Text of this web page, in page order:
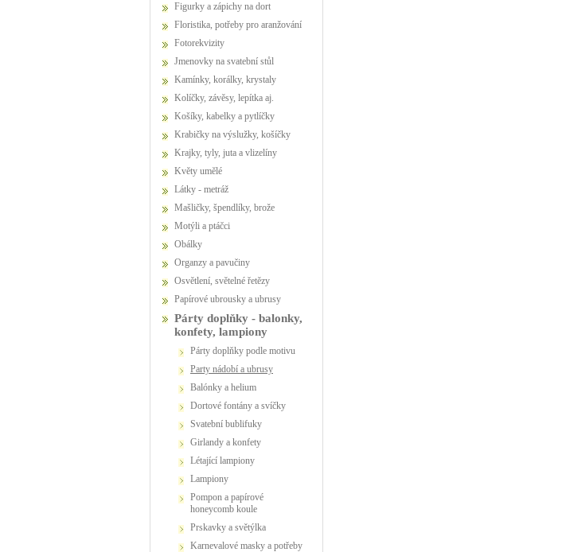
Figurky a zápichy na dort
Floristika, potřeby pro aranžování
Fotorekvizity
Jmenovky na svatební stůl
Kamínky, korálky, krystaly
Kolíčky, závěsy, lepítka aj.
Košíky, kabelky a pytlíčky
Krabičky na výslužky, košíčky
Krajky, tyly, juta a vlizelíny
Květy umělé
Látky - metráž
Mašličky, špendlíky, brože
Motýli a ptáčci
Obálky
Organzy a pavučiny
Osvětlení, světelné řetězy
Papírové ubrousky a ubrusy
Párty doplňky - balonky,
konfety, lampiony
Párty doplňky podle motivu
party nádobí a ubrusy
Balónky a helium
dortové fontány a svíčky
Svatební bublifuky
girlandy a konfety
létající lampiony
lampiony
pompon a papírové
honeycomb koule
prskavky a světýlka
karnevalové masky a potřeby